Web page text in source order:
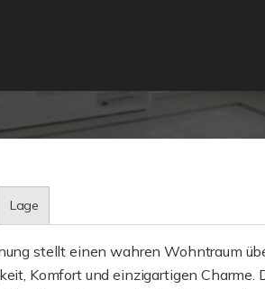
Lage
stellt einen wahren Wohntraum
Komfort und einzigartigen Charme.